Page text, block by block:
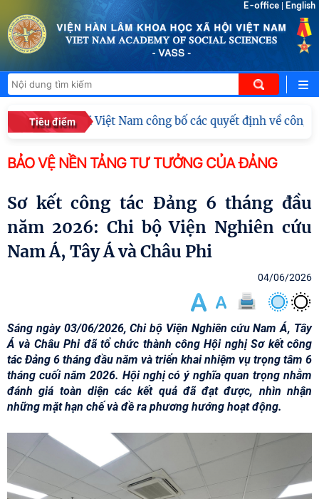
E-office English
Tiêu điểm
học xã hội Việt Nam công bố các quyết định về công tác
BẢO VỆ NỀN TẢNG TƯ TƯỞNG CỦA ĐẢNG
Sơ kết công tác Đảng 6 tháng đầu
năm 2026: Chi bộ Viện Nghiên cứu
Nam Á, Tây Á và Châu Phi
04/06/2026
Sáng ngày 03/06/2026, Chi bộ Viện Nghiên cứu Nam Á, Tây
Á và Châu Phi đã tổ chức thành công Hội nghị Sơ kết công
tác Đảng 6 tháng đầu năm và triển khai nhiệm vụ trọng tâm 6
tháng cuối năm 2026. Hội nghị có ý nghĩa quan trọng nhằm
đánh giá toàn diện các kết quả đã đạt được, nhìn nhận
những mặt hạn chế và đề ra phương hướng hoạt động.